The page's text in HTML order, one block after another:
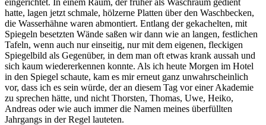
hatte, lagen jetzt schmale, hölzerne Platten über den Waschbecken,
die Wasserhähne waren abmontiert. Entlang der gekachelten, mit
Spiegeln besetzten Wände saßen wir dann wie an langen, festlichen
Tafeln, wenn auch nur einseitig, nur mit dem eigenen, fleckigen
Spiegelbild als Gegenüber, in dem man oft etwas krank aussah und
sich kaum wiedererkennen konnte. Als ich heute Morgen im Hotel
in den Spiegel schaute, kam es mir erneut ganz unwahrscheinlich
vor, dass ich es sein würde, der an diesem Tag vor einer Akademie
zu sprechen hätte, und nicht Thorsten, Thomas, Uwe, Heiko,
Andreas oder wie auch immer die Namen meines überfüllten
Jahrgangs in der Regel lauteten.